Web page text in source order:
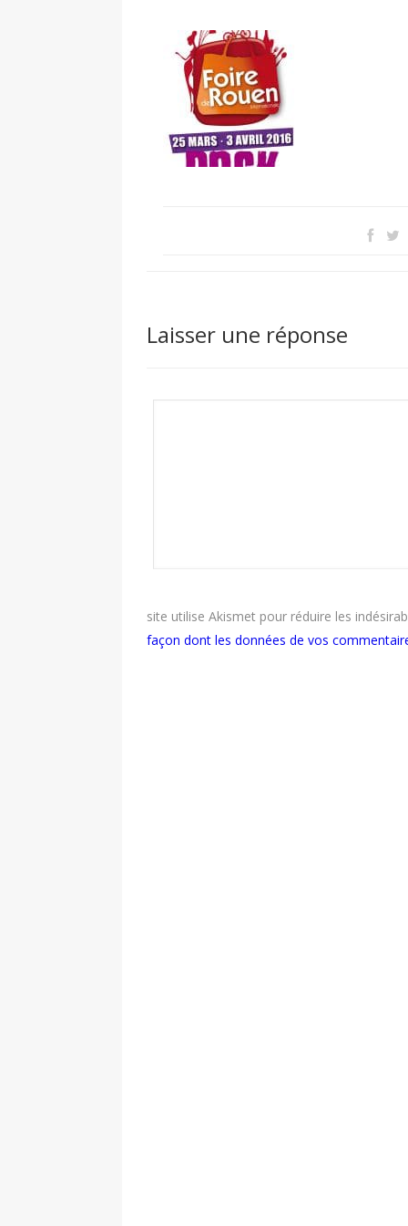
Laisser une réponse
site utilise Akismet pour réduire les
façon dont les données de vos